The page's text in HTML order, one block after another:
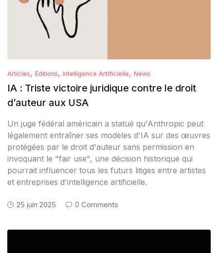
Articles, Éditions, Intelligence Artificielle, News
IA : Triste victoire juridique contre le droit
d’auteur aux USA
Un juge fédéral américain a statué qu'Anthropic peut
légalement entraîner ses modèles d'IA sur des œuvres
protégées par le droit d'auteur sans permission en
invoquant le "fair use", une décision historique qui
pourrait influencer tous les futurs litiges entre artistes
et entreprises d'intelligence artificielle.
25 juin 2025 0 Comments